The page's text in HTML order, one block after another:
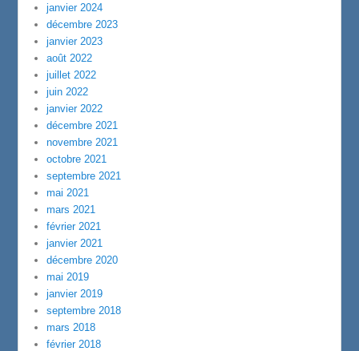
janvier 2024
décembre 2023
janvier 2023
août 2022
juillet 2022
juin 2022
janvier 2022
décembre 2021
novembre 2021
octobre 2021
septembre 2021
mai 2021
mars 2021
février 2021
janvier 2021
décembre 2020
mai 2019
janvier 2019
septembre 2018
mars 2018
février 2018